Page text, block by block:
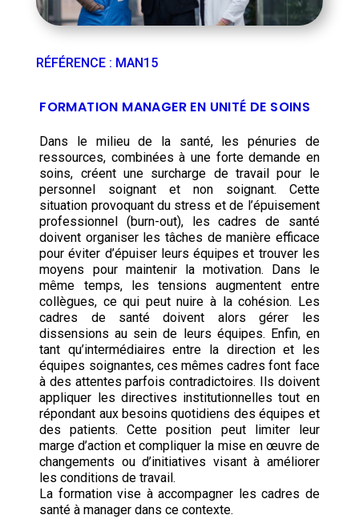
RÉFÉRENCE: MAN15
FORMATION MANAGER EN UNITÉ DE SOINS
Dans le milieu de la santé, les pénuries de
ressources, combinées à une forte demande en
soins, créent une surcharge de travail pour le
personnel soignant et non soignant. Cette
situation provoquant du stress et de l’épuisement
professionnel (burn-out), les cadres de santé
doivent organiser les tâches de manière efficace
pour éviter d’épuiser leurs équipes et trouver les
moyens pour maintenir la motivation. Dans le
même temps, les tensions augmentent entre
collègues, ce qui peut nuire à la cohésion. Les
cadres de santé doivent alors gérer les
dissensions au sein de leurs équipes. Enfin, en
tant qu’intermédiaires entre la direction et les
équipes soignantes, ces mêmes cadres font face
à des attentes parfois contradictoires. Ils doivent
appliquer les directives institutionnelles tout en
répondant aux besoins quotidiens des équipes et
des patients. Cette position peut limiter leur
marge d’action et compliquer la mise en œuvre de
changements ou d’initiatives visant à améliorer
les conditions de travail.
La formation vise à accompagner les cadres de
santé à manager dans ce contexte.